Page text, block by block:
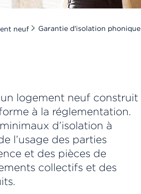
neuf Garantie d'isolation phonique
logement neuf construit
à la réglementation.
d’isolation à
l’usage des parties
et des pièces de
collectifs et des